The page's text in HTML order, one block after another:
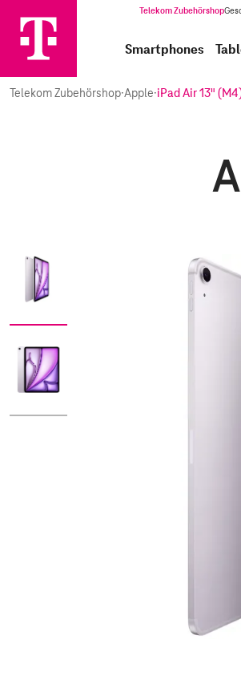
Telekom Zubehörshop
Smartphones
Telekom Zubehörshop·Apple·iPad Air 13"